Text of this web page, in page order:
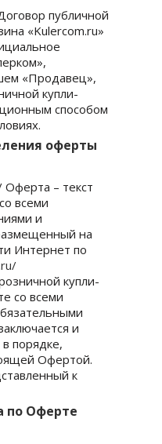
публичной
«Kulercom.ru»
«Продавец»,
купли-
способом
оферты
– текст
всеми
и
на
Интернет по
купли-
со всеми
и
порядке,
Офертой.
к
по Оферте